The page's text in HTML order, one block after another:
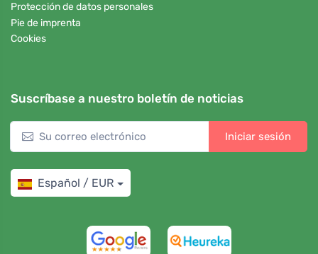
Protección de datos personales
Pie de imprenta
Cookies
Suscríbase a nuestro boletín de noticias
Iniciar sesión
Español / EUR